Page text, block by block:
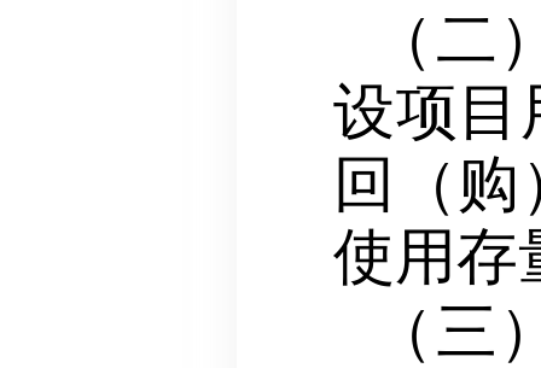
（
设项目
回（
使用存
（